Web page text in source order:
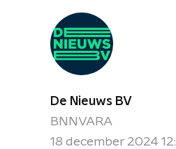
De Nieuws BV
BNNVARA
18 december 2024